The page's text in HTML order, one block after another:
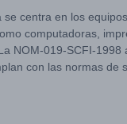
centra en los
computadoras,
NOM-019-SCFI-
con las normas de